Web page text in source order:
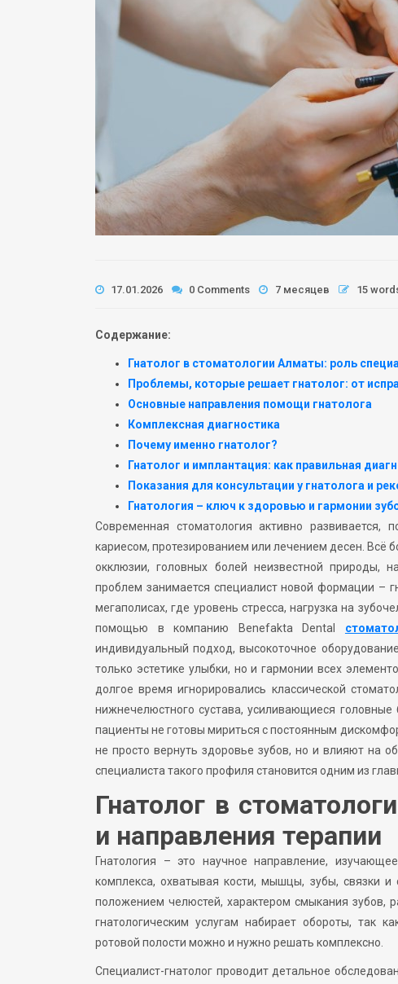
17.01.2026 0 Comments 7 месяцев 15
Содержание:
Гнатолог в стоматологии Алматы: роль
Проблемы, которые решает гнатолог: от
Основные направления помощи гнатолога
Комплексная диагностика
Почему именно гнатолог?
Гнатолог и имплантация: как правильная
Показания для консультации у гнатолога и
Гнатология – ключ к здоровью и гармонии
Современная стоматология активно развивается,
кариесом, протезированием или лечением десен.
окклюзии, головных болей неизвестной
проблем занимается специалист новой формации –
мегаполисах, где уровень стресса, нагрузка на
помощью в компанию Benefakta Dental
индивидуальный подход, высокоточное
только эстетике улыбки, но и гармонии всех
долгое время игнорировались классической
нижнечелюстного сустава, усиливающиеся
пациенты не готовы мириться с постоянным
не просто вернуть здоровье зубов, но и влияют на
специалиста такого профиля становится одним из
Гнатолог в
и направления терапии
Гнатология – это научное направление,
комплекса, охватывая кости, мышцы, зубы, связки
положением челюстей, характером смыкания
гнатологическим услугам набирает обороты, так
ротовой полости можно и нужно решать комплексно.
Специалист-гнатолог проводит детальное